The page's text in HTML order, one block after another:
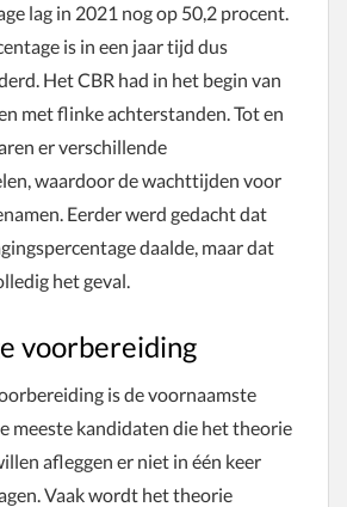
lag in 2021 nog op 50,2 procent.
is in een jaar tijd dus
Het CBR had in het begin van
met flinke achterstanden. Tot en
er verschillende
waardoor de wachttijden voor
Eerder werd gedacht dat
daalde, maar dat
het geval.
voorbereiding
is de voornaamste
meeste kandidaten die het theorie
afleggen er niet in één keer
Vaak wordt het theorie